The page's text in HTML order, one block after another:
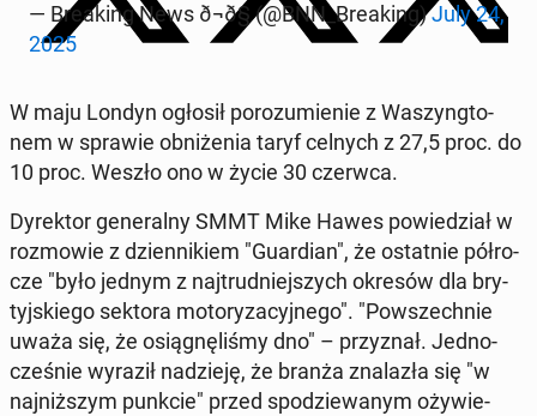
— Bre­aking News ð¬ð§ (@BNN_Bre­aking)July 24,
2025
W maju Londyn ogłosił po­ro­zu­mie­nie z Wa­szyng­to­
nem w sprawie ob­ni­że­nia taryf celnych z 27,5 proc. do
10 proc. Weszło ono w życie 30 czerwca.
Dy­rek­tor ge­ne­ral­ny SMMT Mike Hawes po­wie­dział w
roz­mo­wie z dzien­ni­kiem "Gu­ar­dian", że ostat­nie pół­ro­
cze "było jednym z naj­trud­niej­szych okresów dla bry­
tyj­skie­go sektora mo­to­ry­za­cyj­ne­go". "Po­wszech­nie
uważa się, że osią­gnę­li­śmy dno" – przy­znał. Jed­no­
cze­śnie wyraził na­dzie­ję, że branża zna­la­zła się "w
naj­niż­szym punkcie" przed spo­dzie­wa­nym oży­wie­